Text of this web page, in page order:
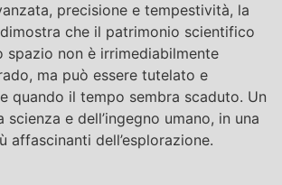
precisione e tempestività, la
che il patrimonio scientifico
spazio non è irrimediabilmente
ma può essere tutelato e
quando il tempo sembra scaduto. Un
e dell’ingegno umano, in una
affascinanti dell’esplorazione.